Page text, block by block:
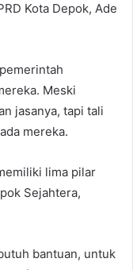
Kota Depok, Ade
Meski
jasanya, tapi tali
mereka.
lima pilar
Sejahtera,
bantuan, untuk